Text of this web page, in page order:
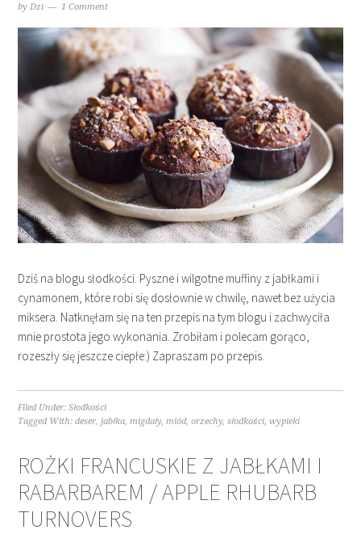
byDzi 1 Comment
Dziś na blogu słodkości. Pyszne i wilgotne muffiny z jabłkami i
cynamonem, które robi się dosłownie w chwilę, nawet bez użycia
miksera. Natknęłam się na ten przepis na tym blogu i zachwyciła
mnie prostota jego wykonania. Zrobiłam i polecam gorąco,
rozeszły się jeszcze ciepłe:) Zapraszam po przepis.
Filed Under:Słodkości
Tagged With:deser,jabłka,migdały,miód,orzechy,słodkości,wypieki
ROŻKI FRANCUSKIE Z JABŁKAMI I
RABARBAREM / APPLE RHUBARB
TURNOVERS